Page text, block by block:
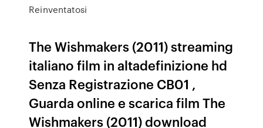
Reinventatosi
The Wishmakers (2011) streaming
italiano film in altadefinizione hd
Senza Registrazione CB01 ,
Guarda online e scarica film The
Wishmakers (2011) download